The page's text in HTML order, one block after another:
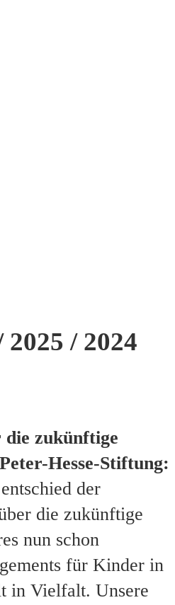
2025 / 2024
zukünftige
Hesse-Stiftung:
der
die zukünftige
nun schon
für Kinder in
in Vielfalt. Unsere